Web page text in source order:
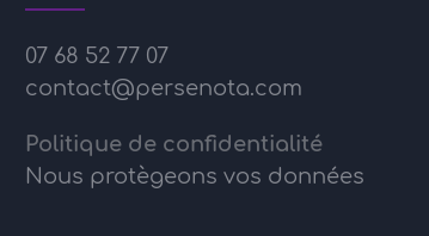
07 68 52 77 07
contact@persenota.com
Politique de confidentialité
Nous protègeons vos données